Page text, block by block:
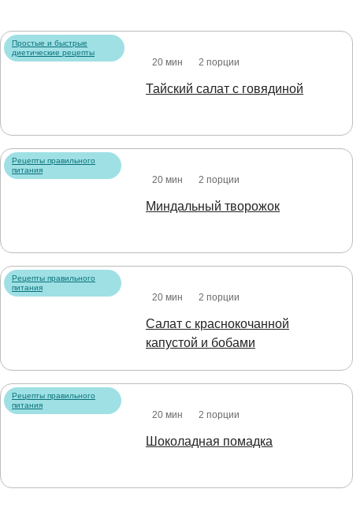
Простые и быстрые
диетические рецепты
20 мин 2 порции
Тайский салат с говядиной
Рецепты правильного
питания
20 мин 2 порции
Миндальный творожок
Рецепты правильного
питания
20 мин 2 порции
Салат с краснокочанной
капустой и бобами
Рецепты правильного
питания
20 мин 2 порции
Шоколадная помадка